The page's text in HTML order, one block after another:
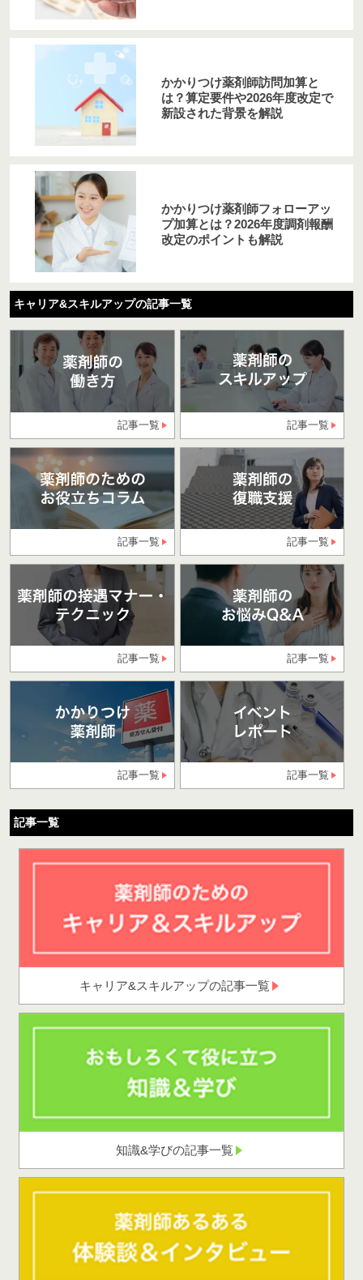
かかりつけ薬剤師訪問加算と
は？算定要件や2026年度改定で
新設された背景を解説
かかりつけ薬剤師フォローアッ
プ加算とは？2026年度調剤報酬
改定のポイントも解説
キャリア&スキルアップの記事一覧
記事一覧 記事一覧
記事一覧 記事一覧
記事一覧 記事一覧
記事一覧 記事一覧
記事一覧
キャリア&スキルアップの記事一覧
知識&学びの記事一覧